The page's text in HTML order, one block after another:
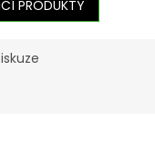
PRODUKTY